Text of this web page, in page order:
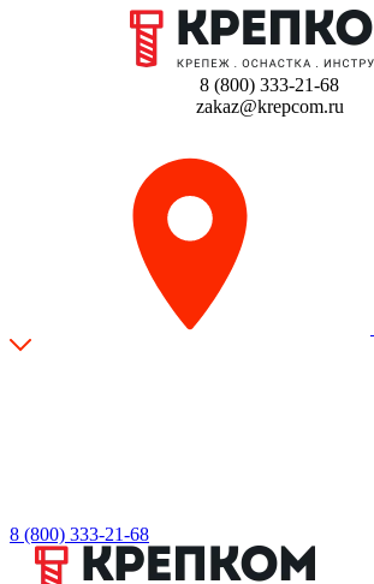
8 (800) 333-21-68
zakaz@krepcom.ru
8 (800) 333-21-68